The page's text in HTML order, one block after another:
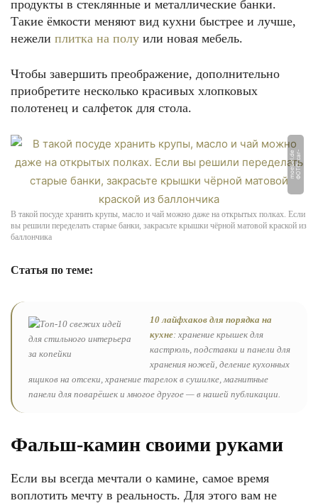
продукты в стеклянные и металлические банки.
Такие ёмкости меняют вид кухни быстрее и лучше,
нежели плитка на полу или новая мебель.
Чтобы завершить преображение, дополнительно
приобретите несколько красивых хлопковых
полотенец и салфеток для стола.
Ф
О
Т
О:
c
a
r
-
m
o
e
b
el.
d
e
В такой посуде хранить крупы, масло и чай можно даже на открытых полках. Если
вы решили переделать старые банки, закрасьте крышки чёрной матовой краской из
баллончика
Статья по теме:
10 лайфхаков для порядка на
кухне: хранение крышек для
кастрюль, подставки и панели для
хранения ножей, деление кухонных
ящиков на отсеки, хранение тарелок в сушилке, магнитные
панели для поварёшек и многое другое — в нашей публикации.
Фальш-камин своими руками
Если вы всегда мечтали о камине, самое время
воплотить мечту в реальность. Для этого вам не